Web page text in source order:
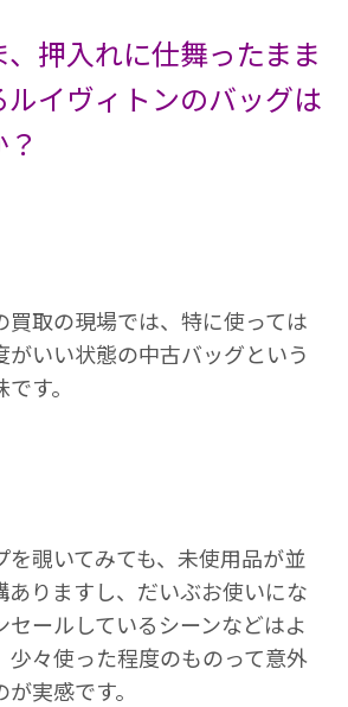
押入れに仕舞ったまま
ルイヴィトンのバッグは
買取の現場では、特に使っては
がいい状態の中古バッグという
す。
を覗いてみても、未使用品が並
ありますし、だいぶお使いにな
セールしているシーンなどはよ
少々使った程度のものって意外
実感です。